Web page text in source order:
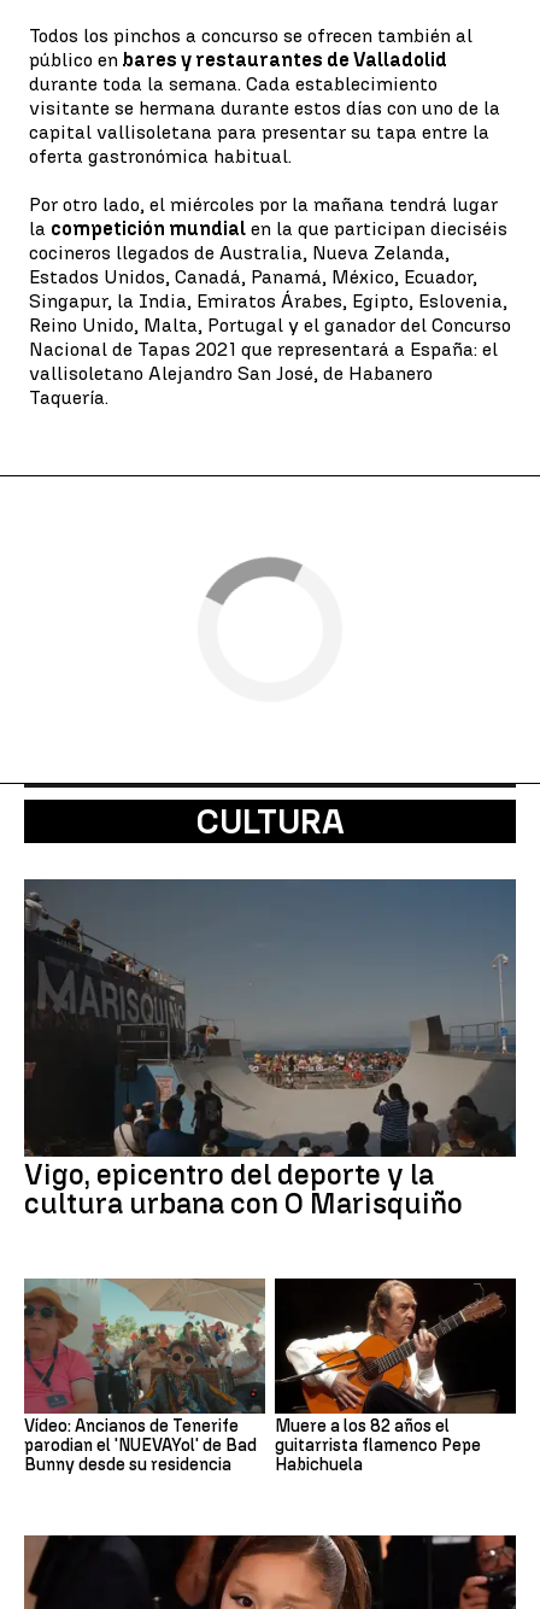
Todos los pinchos a concurso se ofrecen también al
público en bares y restaurantes de Valladolid
durante toda la semana. Cada establecimiento
visitante se hermana durante estos días con uno de la
capital vallisoletana para presentar su tapa entre la
oferta gastronómica habitual.
Por otro lado, el miércoles por la mañana tendrá lugar
la competición mundial en la que participan dieciséis
cocineros llegados de Australia, Nueva Zelanda,
Estados Unidos, Canadá, Panamá, México, Ecuador,
Singapur, la India, Emiratos Árabes, Egipto, Eslovenia,
Reino Unido, Malta, Portugal y el ganador del Concurso
Nacional de Tapas 2021 que representará a España: el
vallisoletano Alejandro San José, de Habanero
Taquería.
CULTURA
Vigo, epicentro del deporte y la
cultura urbana con O Marisquiño
Vídeo: Ancianos de Tenerife
parodian el 'NUEVAYol' de Bad
Bunny desde su residencia
Muere a los 82 años el
guitarrista flamenco Pepe
Habichuela